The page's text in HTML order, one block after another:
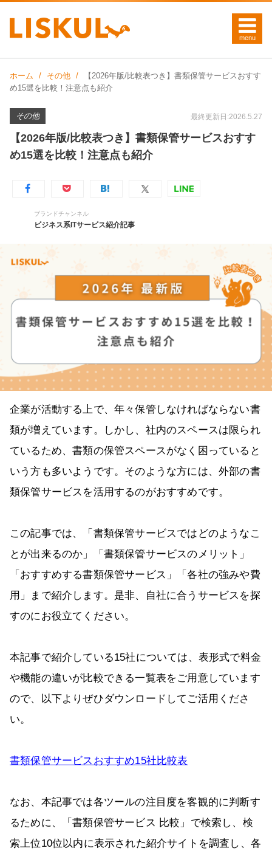
ホーム その他
【2026年版/比較表つき】書類保管サービスおすす
め15選を比較！注意点も紹介
その他 最終更新日:2026.5.27
【2026年版/比較表つき】書類保管サービスおすす
め15選を比較！注意点も紹介
ブランドチャンネル
ビジネス系ITサービス紹介記事
企業が活動する上で、年々保管しなければならない書
類が増えています。しかし、社内のスペースは限られ
ているため、書類の保管スペースがなく困っていると
いう方も多いようです。そのような方には、外部の書
類保管サービスを活用するのがおすすめです。
この記事では、「書類保管サービスではどのようなこ
とが出来るのか」「書類保管サービスのメリット」
「おすすめする書類保管サービス」「各社の強みや費
用」まで紹介します。是非、自社に合うサービスを探
すのにお役立てください。
本記事で紹介している15社については、表形式で料金
や機能の違いが比較できる一覧表をご用意しています
ので、以下よりぜひダウンロードしてご活用くださ
い。
書類保管サービスおすすめ15社比較表
なお、本記事では各ツールの注目度を客観的に判断す
るために、「書類保管サービス 比較」で検索し、検
索上位10位以内に表示された紹介サイトを調査し、各